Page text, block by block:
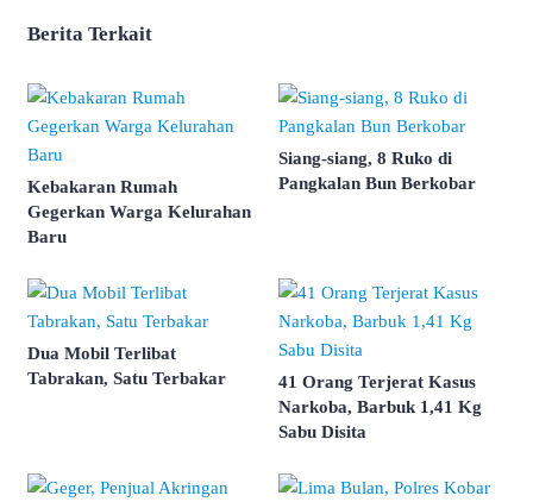
Berita Terkait
Kebakaran Rumah
Gegerkan Warga Kelurahan
Baru
Siang-siang, 8 Ruko di
Pangkalan Bun Berkobar
Dua Mobil Terlibat
Tabrakan, Satu Terbakar
41 Orang Terjerat Kasus
Narkoba, Barbuk 1,41 Kg
Sabu Disita